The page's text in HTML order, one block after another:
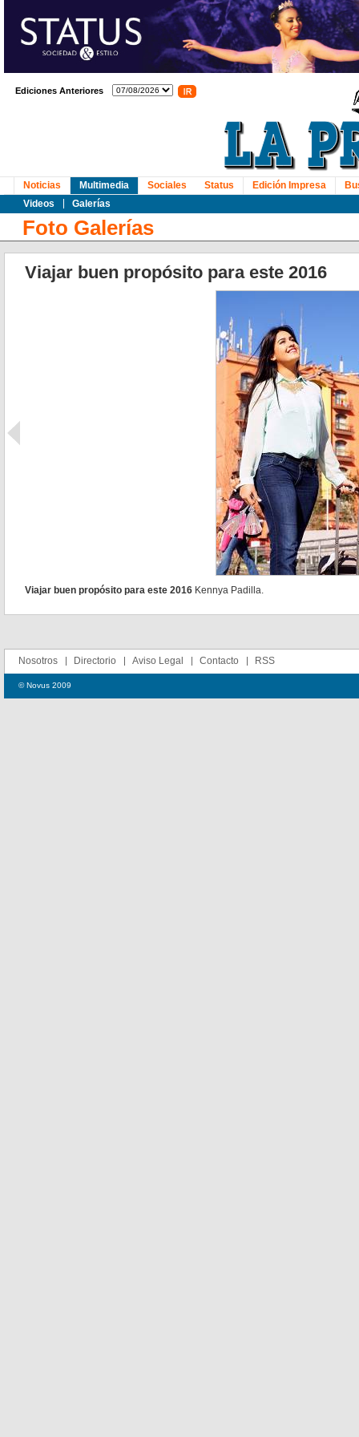
Ediciones Anteriores
Noticias
Multimedia
Videos
Galerías
Sociales Status Edición Impresa
Foto Galerías
Viajar buen propósito para este 2016
Viajar buen propósito para este 2016 Kennya Padilla.
Nosotros Directorio Aviso Legal Contacto RSS
© Novus 2009